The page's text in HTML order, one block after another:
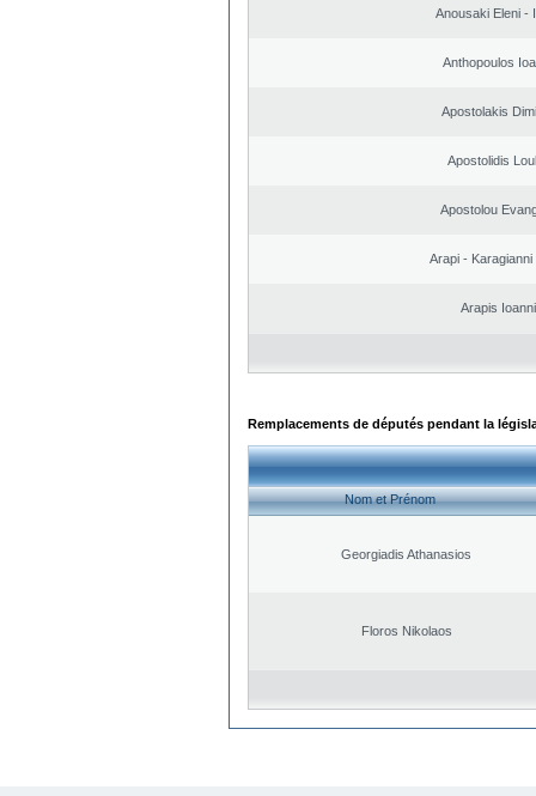
Anousaki Eleni -
Anthopoulos
Apostolakis
Apostolidis
Apostolou
Arapi - Karagianni
Arapis
Remplacements de députés pendant la
Nom et Prénom
Georgiadis Athanasios
Floros Nikolaos